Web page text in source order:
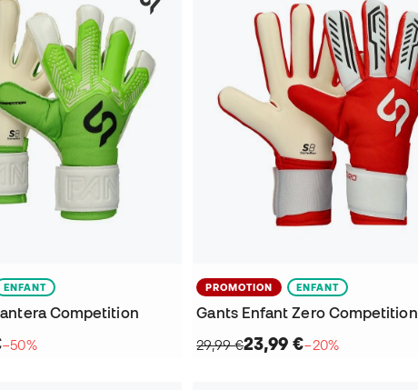
ENFANT
Competition
−50%
PROMOTION ENFANT
Gants Enfant Zero Competition
29,99 €23,99 €−20%